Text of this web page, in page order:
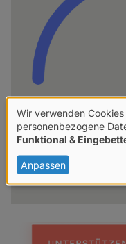
hpd
Weitere Artikel
Verwendung
von
Daten
Cookies
Wir verwenden
personenbezogene
Funktional &
Anpassen